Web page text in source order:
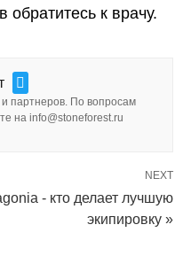
к врачу.
партнеров. По вопросам
на info@stoneforest.ru
NEXT
- кто делает лучшую
экипировку »